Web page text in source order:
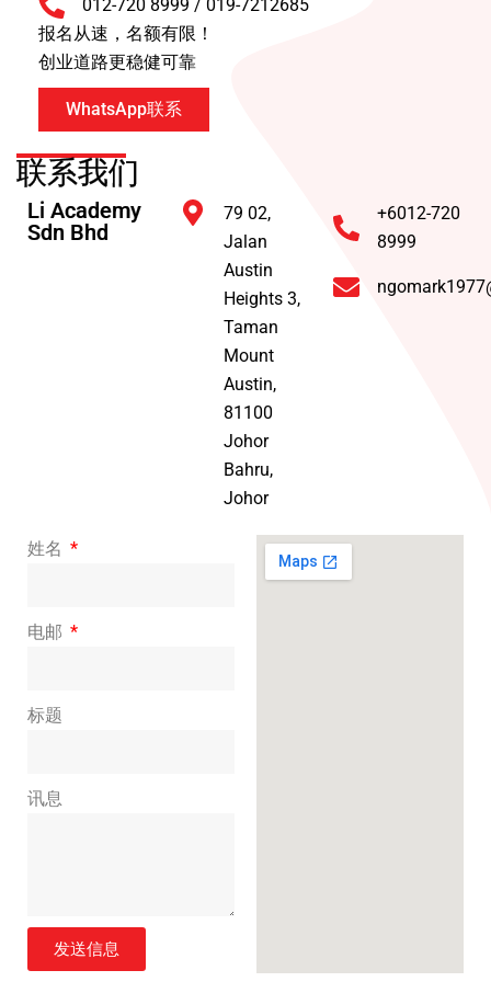
012-720 8999 / 019-7212685
报名从速，名额有限！
创业道路更稳健可靠
WhatsApp联系
联系我们
Li Academy
Sdn Bhd
79 02,
Jalan
Austin
Heights 3,
Taman
Mount
Austin,
81100
Johor
Bahru,
Johor
+6012-720
8999
姓名
电邮
标题
讯息
发送信息